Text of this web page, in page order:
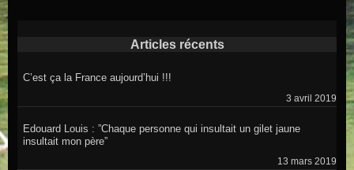
Articles récents
C’est ça la France aujourd’hui !!!
3 avril 2019
Edouard Louis : ”Chaque personne qui insultait un gilet jaune
insultait mon père”
13 mars 2019